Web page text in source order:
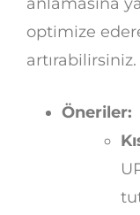
optimize
artırabilirsiniz.
Öneriler: